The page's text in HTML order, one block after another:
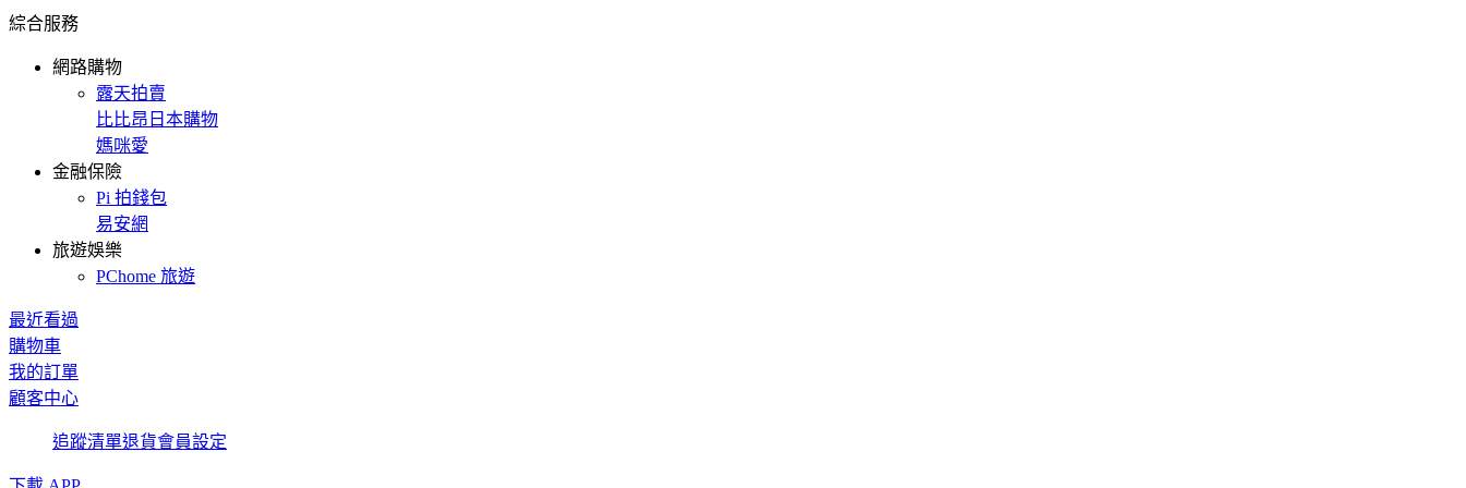
綜合服務
網路購物
露天拍賣
比比昂日本購物
媽咪愛
金融保險
Pi 拍錢包
易安網
旅遊娛樂
PChome 旅遊
最近看過
購物車
我的訂單
顧客中心
追蹤清單退貨會員設定